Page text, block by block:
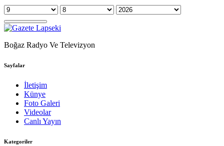
Boğaz Radyo Ve Televizyon
Sayfalar
İletişim
Künye
Foto Galeri
Videolar
Canlı Yayın
Kategoriler